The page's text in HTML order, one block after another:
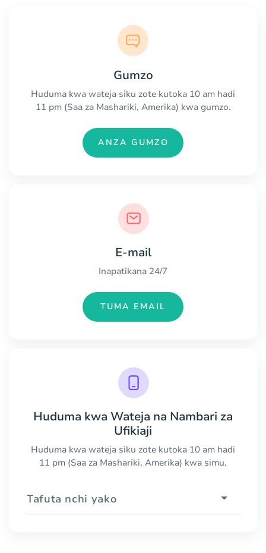
Gumzo
Huduma kwa wateja siku zote kutoka 10 am hadi
11 pm (Saa za Mashariki, Amerika) kwa gumzo.
ANZA GUMZO
E-mail
Inapatikana 24/7
TUMA EMAIL
Huduma kwa Wateja na Nambari za
Ufikiaji
Huduma kwa wateja siku zote kutoka 10 am hadi
11 pm (Saa za Mashariki, Amerika) kwa simu.
Tafuta nchi yako